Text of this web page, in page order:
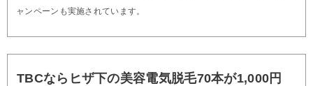
ャンペーンも実施されています。
TBCならヒザ下の美容電気脱毛70本が1,000円